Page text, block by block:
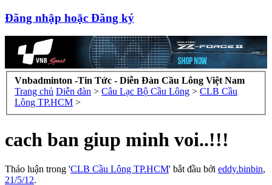
Đăng nhập hoặc Đăng ký
Vnbadminton -Tin Tức - Diễn Đàn Cầu Lông Việt Nam
Trang chủ Diễn đàn > Câu Lạc Bộ Cầu Lông > CLB Cầu
Lông TP.HCM >
cach ban giup minh voi..!!!
Thảo luận trong 'CLB Cầu Lông TP.HCM' bắt đầu bởi eddy.binbin,
21/5/12.